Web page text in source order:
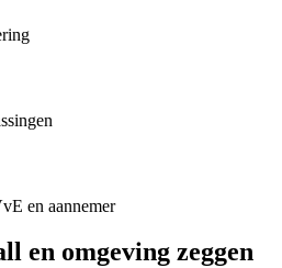
en aannemer
en omgeving zeggen